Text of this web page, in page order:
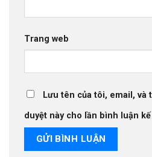
Trang web
Lưu tên của tôi, email,
duyệt này cho lần bình luận